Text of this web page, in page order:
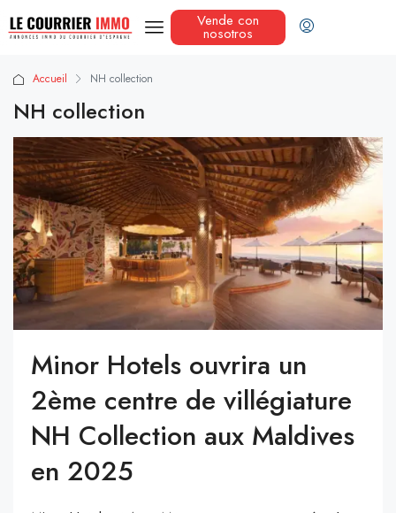
Vende con
nosotros
Accueil NH collection
NH collection
Minor Hotels ouvrira un
2ème centre de villégiature
NH Collection aux Maldives
en 2025